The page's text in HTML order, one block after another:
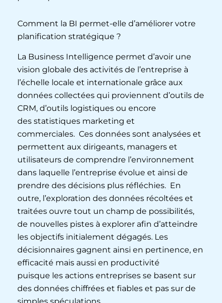
Comment la BI permet-elle d’améliorer votre
planification stratégique ?
La Business Intelligence permet d’avoir une
vision globale des activités de l’entreprise à
l’échelle locale et internationale grâce aux
données collectées qui proviennent d’outils de
CRM, d’outils logistiques ou encore
des statistiques marketing et
commerciales. Ces données sont analysées et
permettent aux dirigeants, managers et
utilisateurs de comprendre l’environnement
dans laquelle l’entreprise évolue et ainsi de
prendre des décisions plus réfléchies. En
outre, l’exploration des données récoltées et
traitées ouvre tout un champ de possibilités,
de nouvelles pistes à explorer afin d’atteindre
les objectifs initialement dégagés. Les
décisionnaires gagnent ainsi en pertinence, en
efficacité mais aussi en productivité
puisque les actions entreprises se basent sur
des données chiffrées et fiables et pas sur de
simples spéculations.